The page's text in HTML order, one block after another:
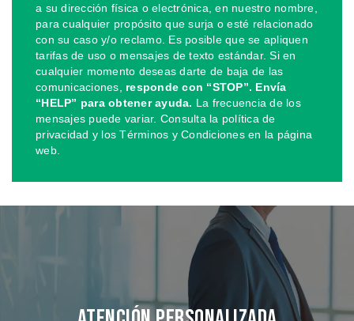
a su dirección física o electrónica, en nuestro nombre,
para cualquier propósito que surja o esté relacionado
con su caso y/o reclamo. Es posible que se apliquen
tarifas de uso o mensajes de texto estándar. Si en
cualquier momento deseas darte de baja de las
comunicaciones, responde con “STOP”. Envía
“HELP” para obtener ayuda. La frecuencia de los
mensajes puede variar. Consulta la política de
privacidad y los Términos y Condiciones en la página
web.